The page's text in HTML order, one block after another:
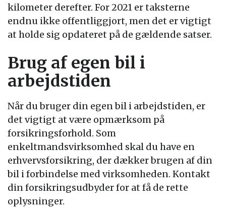
kilometer derefter. For 2021 er taksterne
endnu ikke offentliggjort, men det er vigtigt
at holde sig opdateret på de gældende satser.
Brug af egen bil i
arbejdstiden
Når du bruger din egen bil i arbejdstiden, er
det vigtigt at være opmærksom på
forsikringsforhold. Som
enkeltmandsvirksomhed skal du have en
erhvervsforsikring, der dækker brugen af din
bil i forbindelse med virksomheden. Kontakt
din forsikringsudbyder for at få de rette
oplysninger.